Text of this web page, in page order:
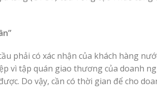
phải có xác nhận của khách hàng
vì tập quán giao thương của doanh
Do vậy, cần có thời gian để cho